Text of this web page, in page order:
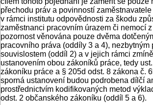
přechodu práv a povinností
v rámci institutu odpovědnosti za škodu
zaměstnanci pracovním úrazem či nemocí
pozornost věnována pouze dvěma
pracovního práva (oddíly 3 a 4), nezbytným
souvislostem (oddíl 2) a v jejich rámci
ustanovením obou zákoníků práce, tedy
zákoníku práce a § 205d odst. 8 zákona č.
sporná ustanovení budou podrobena dílčí
prostřednictvím kodifikovaných metod
odst. 2 občanského zákoníku (oddíl 5 a 6).